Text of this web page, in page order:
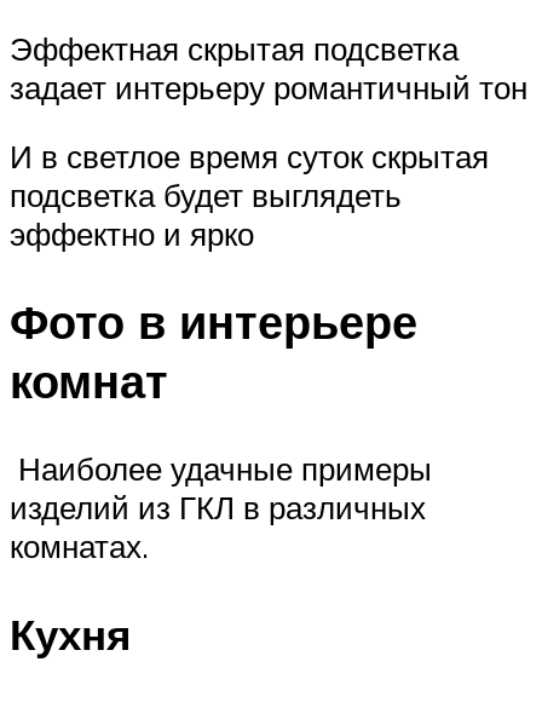
Эффектная скрытая подсветка
задает интерьеру романтичный тон
И в светлое время суток скрытая
подсветка будет выглядеть
эффектно и ярко
Фото в интерьере
комнат
Наиболее удачные примеры
изделий из ГКЛ в различных
комнатах.
Кухня